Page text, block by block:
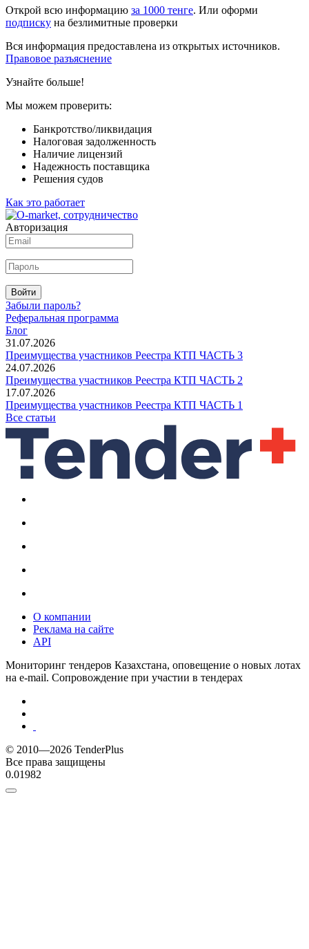
Открой всю информацию за 1000 тенге. Или оформи
подписку на безлимитные проверки
Вся информация предоставлена из открытых источников.
Правовое разъяснение
Узнайте больше!
Мы можем проверить:
Банкротство/ликвидация
Налоговая задолженность
Наличие лицензий
Надежность поставщика
Решения судов
Как это работает
Авторизация
Войти
Забыли пароль?
Реферальная программа
Блог
31.07.2026
Преимущества участников Реестра КТП ЧАСТЬ 3
24.07.2026
Преимущества участников Реестра КТП ЧАСТЬ 2
17.07.2026
Преимущества участников Реестра КТП ЧАСТЬ 1
Все статьи
О компании
Реклама на сайте
API
Мониторинг тендеров Казахстана, оповещение о новых лотах
на e-mail. Сопровождение при участии в тендерах
© 2010—2026 TenderPlus
Все права защищены
0.01982